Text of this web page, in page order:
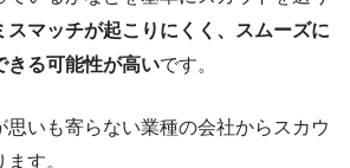
スマッチが起こりにくく、スムーズに
きる可能性が高いです。
思いも寄らない業種の会社からスカウ
す。